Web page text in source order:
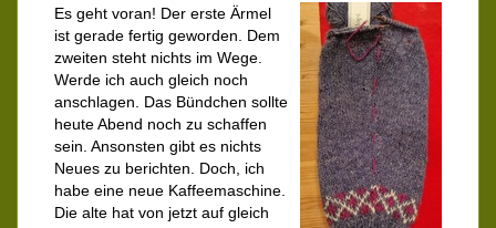
Es geht voran! Der erste Ärmel
ist gerade fertig geworden. Dem
zweiten steht nichts im Wege.
Werde ich auch gleich noch
anschlagen. Das Bündchen sollte
heute Abend noch zu schaffen
sein. Ansonsten gibt es nichts
Neues zu berichten. Doch, ich
habe eine neue Kaffeemaschine.
Die alte hat von jetzt auf gleich